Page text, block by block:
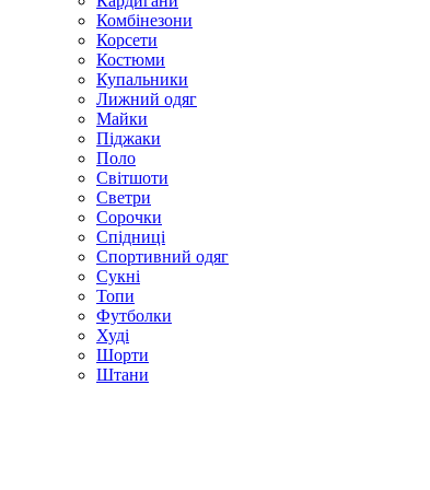
Комбінезони
Корсети
Костюми
Купальники
Лижний одяг
Майки
Піджаки
Поло
Світшоти
Светри
Сорочки
Спідниці
Спортивний одяг
Сукні
Топи
Футболки
Худі
Шорти
Штани